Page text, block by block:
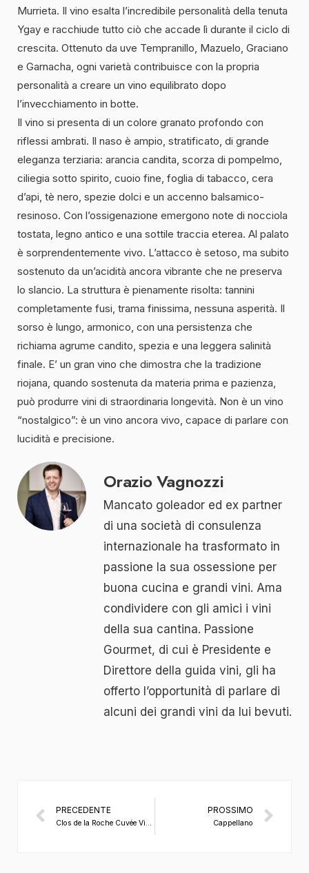
Murrieta. Il vino esalta l’incredibile personalità della tenuta
Ygay e racchiude tutto ciò che accade lì durante il ciclo di
crescita. Ottenuto da uve Tempranillo, Mazuelo, Graciano
e Garnacha, ogni varietà contribuisce con la propria
personalità a creare un vino equilibrato dopo
l’invecchiamento in botte.
Il vino si presenta di un colore granato profondo con
riflessi ambrati. Il naso è ampio, stratificato, di grande
eleganza terziaria: arancia candita, scorza di pompelmo,
ciliegia sotto spirito, cuoio fine, foglia di tabacco, cera
d’api, tè nero, spezie dolci e un accenno balsamico-
resinoso. Con l’ossigenazione emergono note di nocciola
tostata, legno antico e una sottile traccia eterea. Al palato
è sorprendentemente vivo. L’attacco è setoso, ma subito
sostenuto da un’acidità ancora vibrante che ne preserva
lo slancio. La struttura è pienamente risolta: tannini
completamente fusi, trama finissima, nessuna asperità. Il
sorso è lungo, armonico, con una persistenza che
richiama agrume candito, spezia e una leggera salinità
finale. E’ un gran vino che dimostra che la tradizione
riojana, quando sostenuta da materia prima e pazienza,
può produrre vini di straordinaria longevità. Non è un vino
“nostalgico”: è un vino ancora vivo, capace di parlare con
lucidità e precisione.
Orazio Vagnozzi
Mancato goleador ed ex partner
di una società di consulenza
internazionale ha trasformato in
passione la sua ossessione per
buona cucina e grandi vini. Ama
condividere con gli amici i vini
della sua cantina. Passione
Gourmet, di cui è Presidente e
Direttore della guida vini, gli ha
offerto l’opportunità di parlare di
alcuni dei grandi vini da lui bevuti.
PRECEDENTE
Clos de la Roche Cuvée Vieilles Vignes 2021 Domaine Ponsot
PROSSIMO
Cappellano